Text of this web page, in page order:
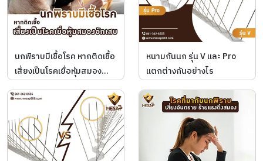
นกพิราบมีเชื้อโรค หากติดเชื้อ
เสี่ยงเป็นโรคเยื่อหุ้มสมอง
หนามกันนก รุ่น V และ Pro
แตกต่างกันอย่างไร